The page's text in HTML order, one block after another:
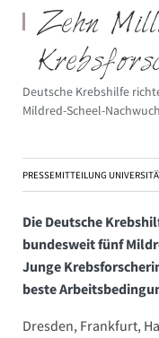
Zehn
Deutsche Krebshilfe
Mildred-Scheel-
PRESSEMITTEILUNG
Die Deutsche
bundesweit fünf
Junge
beste
Dresden, Frankfurt,